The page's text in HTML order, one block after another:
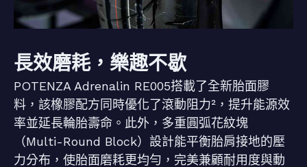
長效磨耗，樂趣不歇
POTENZA Adrenalin RE005搭載了全新胎面膠
料，該橡膠配方同時優化了滾動阻力²，提升能源效
率並延長輪胎壽命。此外，多重圓弧花紋塊
（Multi-Round Block）設計能平衡胎肩接地的壓
力分布，使胎面磨耗更均勻，完美兼顧耐用度與動